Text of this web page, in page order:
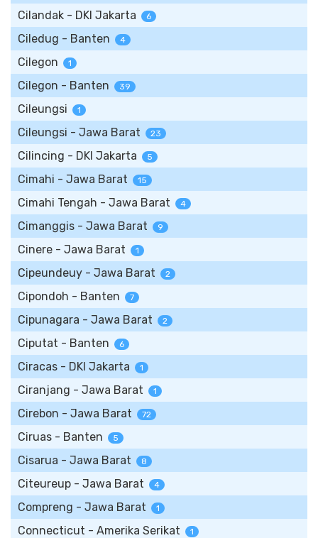
Cilandak - DKI Jakarta 6
Ciledug - Banten 4
Cilegon 1
Cilegon - Banten 39
Cileungsi 1
Cileungsi - Jawa Barat 23
Cilincing - DKI Jakarta 5
Cimahi - Jawa Barat 15
Cimahi Tengah - Jawa Barat 4
Cimanggis - Jawa Barat 9
Cinere - Jawa Barat 1
Cipeundeuy - Jawa Barat 2
Cipondoh - Banten 7
Cipunagara - Jawa Barat 2
Ciputat - Banten 6
Ciracas - DKI Jakarta 1
Ciranjang - Jawa Barat 1
Cirebon - Jawa Barat 72
Ciruas - Banten 5
Cisarua - Jawa Barat 8
Citeureup - Jawa Barat 4
Compreng - Jawa Barat 1
Connecticut - Amerika Serikat 1